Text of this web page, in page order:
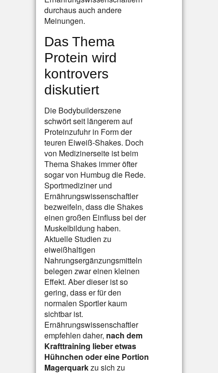
durchaus auch andere
Meinungen.
Das Thema
Protein wird
kontrovers
diskutiert
Die Bodybuilderszene
schwört seit längerem auf
Proteinzufuhr in Form der
teuren Eiweiß-Shakes. Doch
von Medizinerseite ist beim
Thema Shakes immer öfter
sogar von Humbug die Rede.
Sportmediziner und
Ernährungswissenschaftler
bezweifeln, dass die Shakes
einen großen Einfluss bei der
Muskelbildung haben.
Aktuelle Studien zu
eiweißhaltigen
Nahrungsergänzungsmitteln
belegen zwar einen kleinen
Effekt. Aber dieser ist so
gering, dass er für den
normalen Sportler kaum
sichtbar ist.
Ernährungswissenschaftler
empfehlen daher, nach dem
Krafttraining lieber etwas
Hühnchen oder eine Portion
Magerquarkzu sich zu